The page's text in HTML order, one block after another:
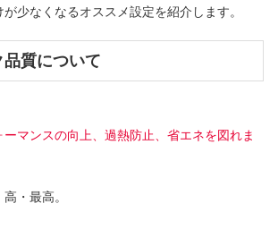
少なくなるオススメ設定を紹介します。
質について
マンスの向上、過熱防止、省エネを図れま
・最高。